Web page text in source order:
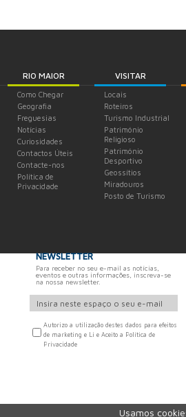
RIO MAIOR
Como Chegar
Geografia
Freguesias
Notícias
Curiosidades
Contactos Úteis
Contacte-nos
Política de
Privacidade
VISITAR
Locais
Roteiros
Turismo Industrial
Património
Religioso
Património
Desportivo
Geossítios
Miradouros
Posto de Turismo
NEWSLETTER
Para receber no seu e-mail as notícias,
eventos e outras informações, inscreva-se
na nossa newsletter.
Autorizo a utilização destes dados para efeitos
de marketing e Li e Aceito a Política de
Privacidade
Usamos